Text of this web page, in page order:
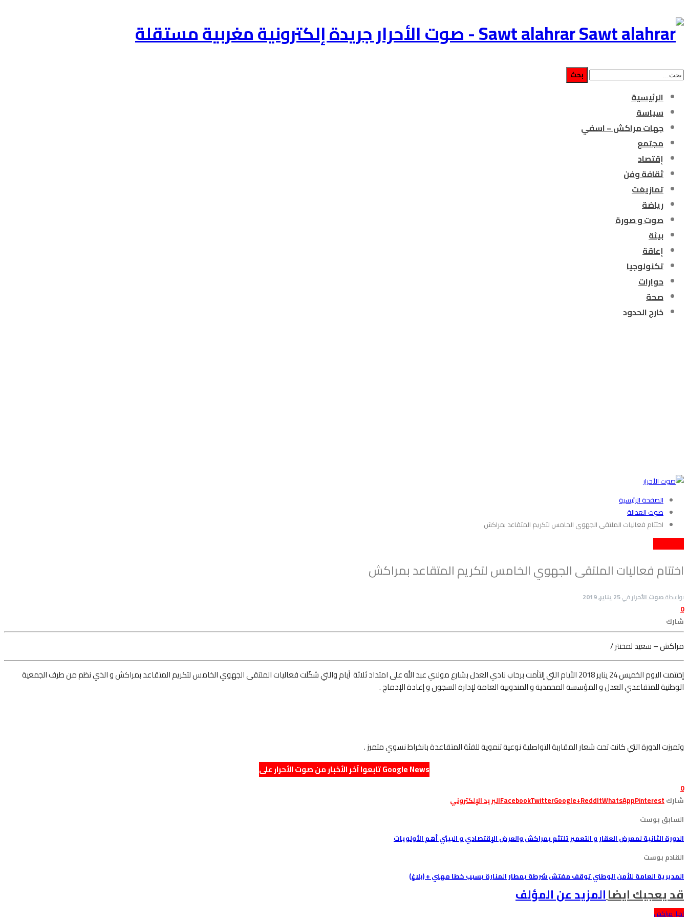
Sawt alahrar - صوت الأحرار جريدة إلكترونية مغربية مستقلة
الرئيسية
سياسة
جهات مراكش – اسفي
مجتمع
إقتصاد
ثقافة وفن
تمازيغت
رياضة
صوت و صورة
بيئة
إعاقة
تكنولوجيا
حوارات
صحة
خارج الحدود
الصفحة الرئيسية
صوت العدالة
اختتام فعاليات الملتقى الجهوي الخامس لتكريم المتقاعد بمراكش
اختتام فعاليات الملتقى الجهوي الخامس لتكريم المتقاعد بمراكش
بواسطةصوت الأحرارفي25 يناير, 2019
0
شارك
مراكش – سعيد لمخنتر /
إختتمت اليوم الخميس 24 يناير 2018 الأيام التي إلتأمت برحاب نادي العدل
بشارع مولاي عبد الله على امتداد ثلاثة أيام والتي شكّلَت فعاليات الملتقى الجهوي الخامس لتكريم المتقاعد بمراكش و الذي نظم من طرف الجمعية
الوطنية للمتقاعدي العدل و المؤسسة المحمدية و المندوبية العامة لإدارة السجون و إعادة الإدماج .
وتميزت الدورة التي كانت تحت شعار المقاربة التواصلية نوعية تنموية للفئة المتقاعدة بانخراط نسوي متميز .
تابعوا آخر الأخبار من صوت الأحرار على Google News
0
شارك
FacebookTwitterGoogle+ReddItWhatsAppPinterest
البريد الإلكتروني
السابق بوست
الدورة الثانية لمعرض العقار و التعمير تلتئم بمراكش والعرض الإقتصادي و البيئي أهم الأولويات
القادم بوست
المديرية العامة للأمن الوطني توقف مفتش شرطة بمطار المنارة بسبب خطا مهني + (بلاغ)
قد يعجبك ايضاالمزيد عن المؤلف
اخبار مراكش